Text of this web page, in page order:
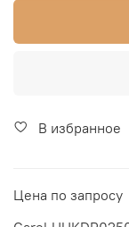
В избранное
Цена по запросу